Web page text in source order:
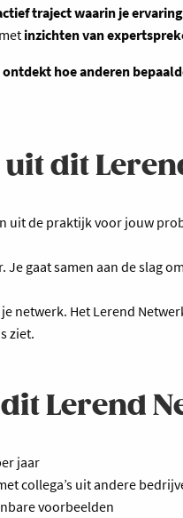
traject waarin je
inzichten van
ontdekt hoe anderen
uit dit
uit de praktijk voor jouw
Je gaat samen aan de slag
netwerk. Het Lerend
ziet.
Lerend
jaar
collega’s uit andere
voorbeelden